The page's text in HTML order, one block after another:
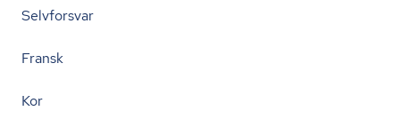
Selvforsvar
Fransk
Kor